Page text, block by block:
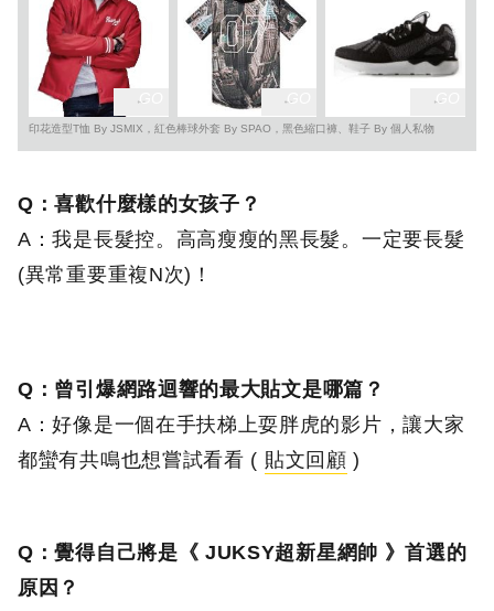
GO GO GO
印花造型T恤 By JSMIX，紅色棒球外套 By SPAO，黑色縮口褲、鞋子 By 個人私物
Q：喜歡什麼樣的女孩子？
A：我是長髮控。高高瘦瘦的黑長髮。一定要長髮
(異常重要重複N次)！
Q：曾引爆網路迴響的最大貼文是哪篇？
A：好像是一個在手扶梯上耍胖虎的影片，讓大家
都蠻有共鳴也想嘗試看看 ( 貼文回顧 )
Q：覺得自己將是《 JUKSY超新星網帥 》首選的
原因？